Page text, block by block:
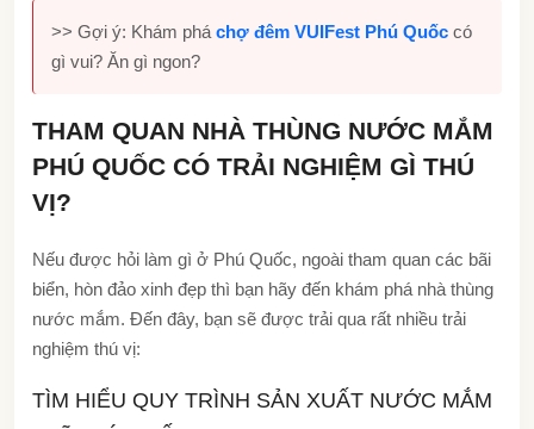
>> Gợi ý: Khám phá chợ đêm VUIFest Phú Quốc có
gì vui? Ăn gì ngon?
THAM QUAN NHÀ THÙNG NƯỚC MẮM
PHÚ QUỐC CÓ TRẢI NGHIỆM GÌ THÚ
VỊ?
Nếu được hỏi làm gì ở Phú Quốc, ngoài tham quan các bãi
biển, hòn đảo xinh đẹp thì bạn hãy đến khám phá nhà thùng
nước mắm. Đến đây, bạn sẽ được trải qua rất nhiều trải
nghiệm thú vị:
TÌM HIỂU QUY TRÌNH SẢN XUẤT NƯỚC MẮM